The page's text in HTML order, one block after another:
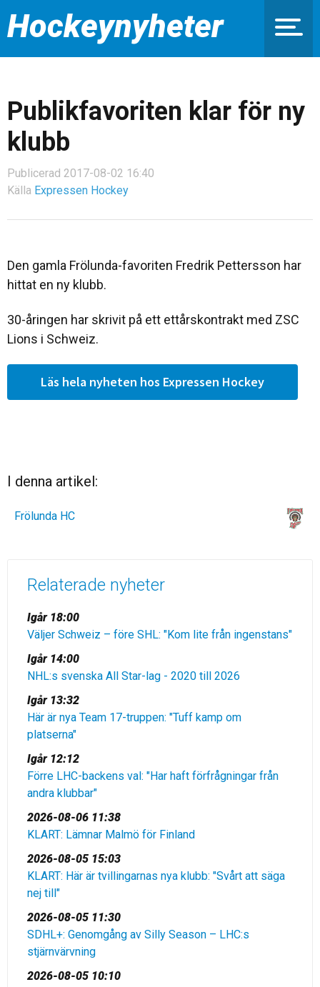
Hockeynyheter
Publikfavoriten klar för ny
klubb
Publicerad 2017-08-02 16:40
Källa Expressen Hockey
Den gamla Frölunda-favoriten Fredrik Pettersson har
hittat en ny klubb.
30-åringen har skrivit på ett ettårskontrakt med ZSC
Lions i Schweiz.
Läs hela nyheten hos Expressen Hockey
I denna artikel:
Frölunda HC
Relaterade nyheter
Igår 18:00
Väljer Schweiz – före SHL: "Kom lite från ingenstans"
Igår 14:00
NHL:s svenska All Star-lag - 2020 till 2026
Igår 13:32
Här är nya Team 17-truppen: "Tuff kamp om
platserna"
Igår 12:12
Förre LHC-backens val: "Har haft förfrågningar från
andra klubbar"
2026-08-06 11:38
KLART: Lämnar Malmö för Finland
2026-08-05 15:03
KLART: Här är tvillingarnas nya klubb: "Svårt att säga
nej till"
2026-08-05 11:30
SDHL+: Genomgång av Silly Season – LHC:s
stjärnvärvning
2026-08-05 10:10